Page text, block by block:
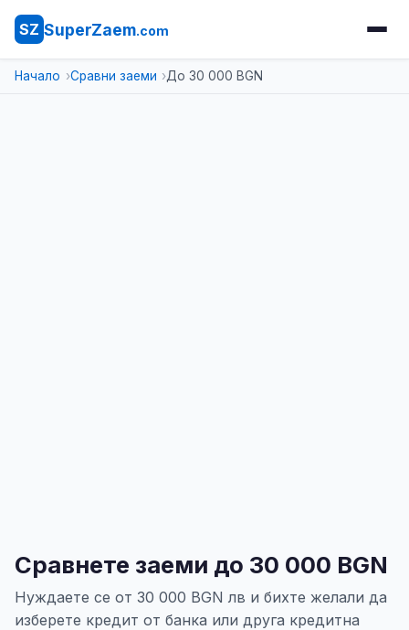
SZ SuperZaem.com
Начало Сравни заеми До 30 000 BGN
Сравнете заеми до 30 000 BGN
Нуждаете се от 30 000 BGN лв и бихте желали да
изберете кредит от банка или друга кредитна